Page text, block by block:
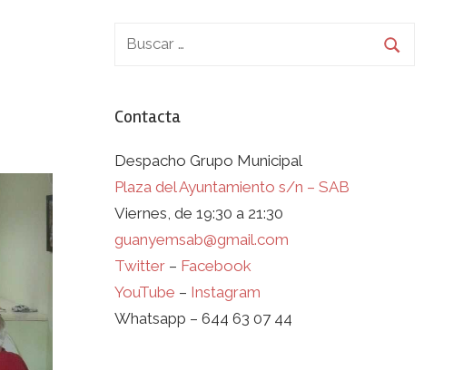
Contacta
Despacho Grupo Municipal
Plaza del Ayuntamiento s/n – SAB
Viernes, de 19:30 a 21:30
guanyemsab@gmail.com
Twitter – Facebook
YouTube – Instagram
Whatsapp – 644 63 07 44